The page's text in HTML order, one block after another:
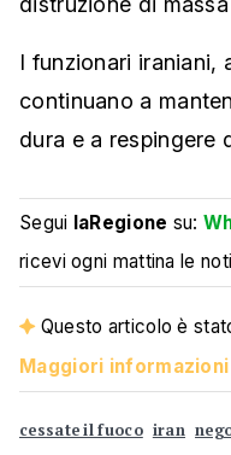
I funzionari iraniani,
continuano a
dura e a respingere
Segui laRegione su:
ricevi ogni mattina le
Questo articolo è
Maggiori informazioni
cessate il fuoco iran